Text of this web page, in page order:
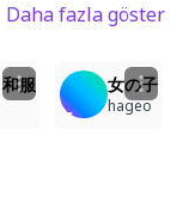
Daha fazla göster
服
女の子
hageo